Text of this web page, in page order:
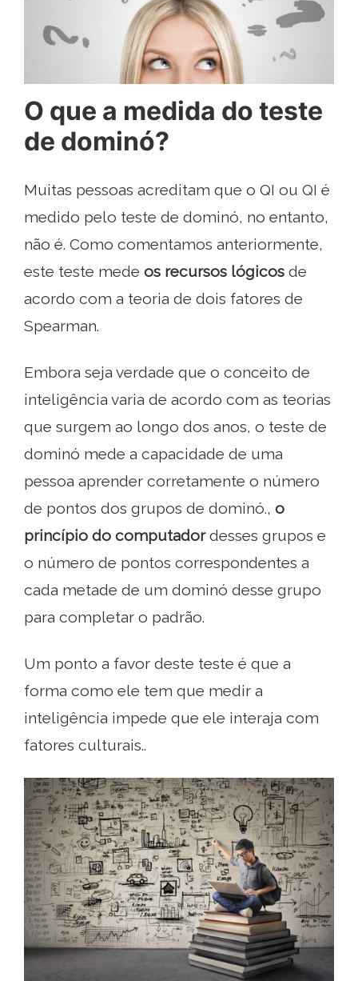
O que a medida do teste
de dominó?
Muitas pessoas acreditam que o QI ou QI é
medido pelo teste de dominó, no entanto,
não é. Como comentamos anteriormente,
este teste mede os recursos lógicos de
acordo com a teoria de dois fatores de
Spearman.
Embora seja verdade que o conceito de
inteligência varia de acordo com as teorias
que surgem ao longo dos anos, o teste de
dominó mede a capacidade de uma
pessoa aprender corretamente o número
de pontos dos grupos de dominó., o
princípio do computadordesses grupos e
o número de pontos correspondentes a
cada metade de um dominó desse grupo
para completar o padrão.
Um ponto a favor deste teste é que a
forma como ele tem que medir a
inteligência impede que ele interaja com
fatores culturais..